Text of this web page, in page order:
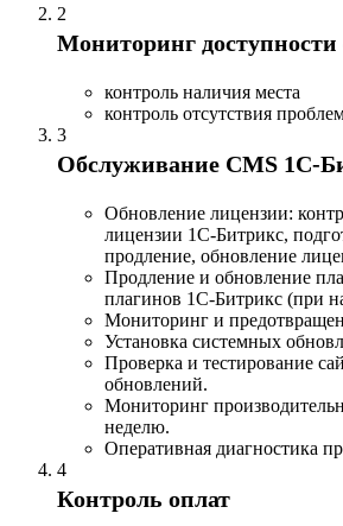
2
Мониторинг доступности
контроль наличия места
контроль отсутствия
3
Обслуживание CMS 1С-
Обновление лицензии:
лицензии 1С-Битрикс,
продление, обновление
Продление и обновление
плагинов 1С-Битрикс (при
Мониторинг и
Установка системных
Проверка и тестирование
обновлений.
Мониторинг
неделю.
Оперативная диагностика
4
Контроль оплат